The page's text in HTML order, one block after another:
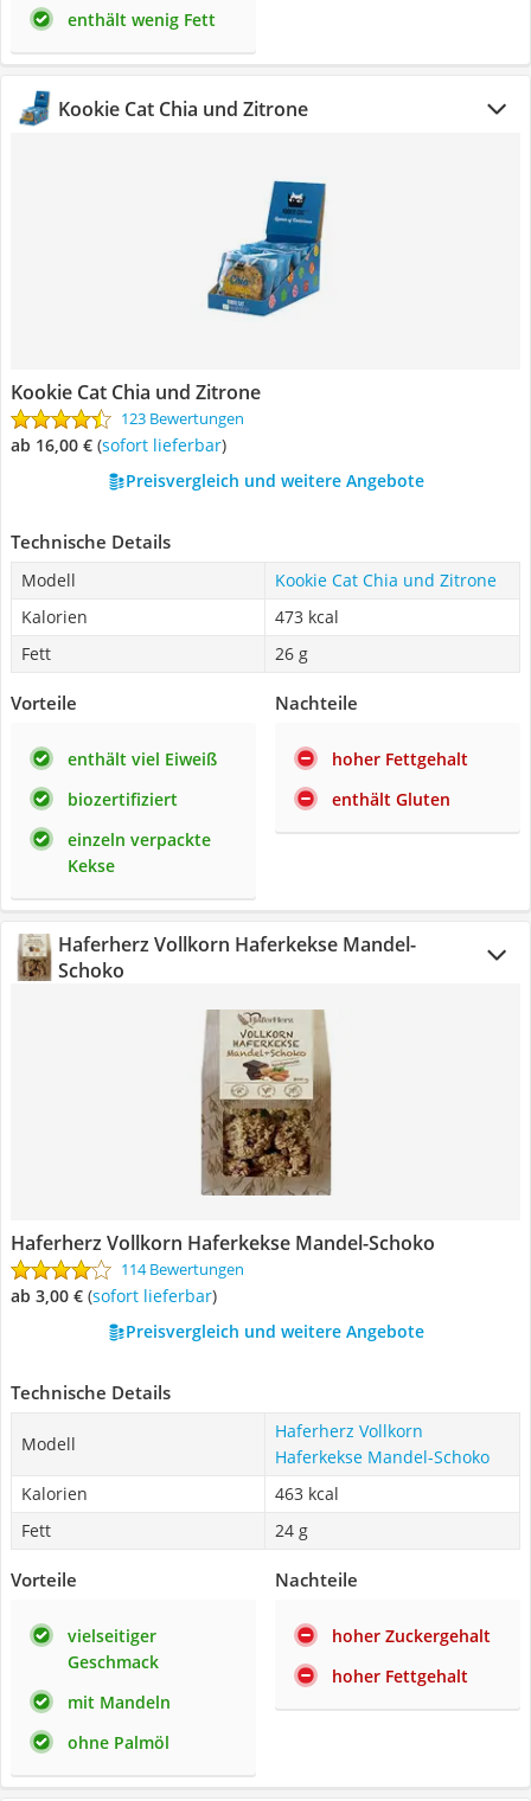
enthält wenig Fett
Kookie Cat Chia und Zitrone
Kookie Cat Chia und Zitrone
123 Bewertungen
ab 16,00 € ( Sofort lieferbar)
Preisvergleich und weitere Angebote
Technische Details
Modell
Kookie Cat Chia und Zitrone
Kalorien
473 kcal
Fett
26 g
Vorteile
enthält viel Eiweiß
biozertifiziert
einzeln verpackte
Kekse
Nachteile
hoher Fettgehalt
enthält Gluten
Haferherz Vollkorn Haferkekse Mandel-
Schoko
Haferherz Vollkorn Haferkekse Mandel-Schoko
114 Bewertungen
ab 3,00 € ( Sofort lieferbar)
Preisvergleich und weitere Angebote
Technische Details
Modell
Haferherz Vollkorn
Haferkekse Mandel-Schoko
Kalorien
463 kcal
Fett
24 g
Vorteile
vielseitiger
Geschmack
mit Mandeln
ohne Palmöl
Nachteile
hoher Zuckergehalt
hoher Fettgehalt